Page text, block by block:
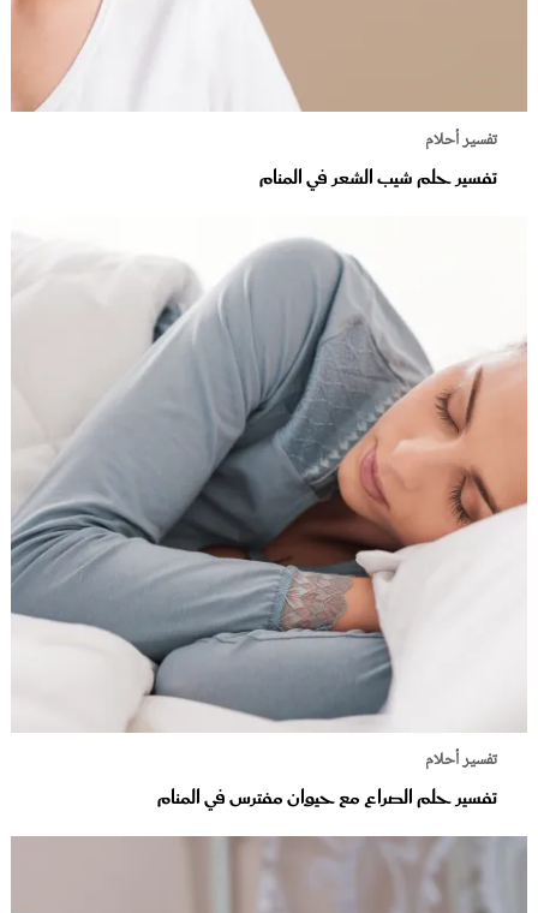
تفسير أحلام
تفسير حلم شيب الشعر في المنام
تفسير أحلام
تفسير حلم الصراع مع حيوان مفترس في المنام